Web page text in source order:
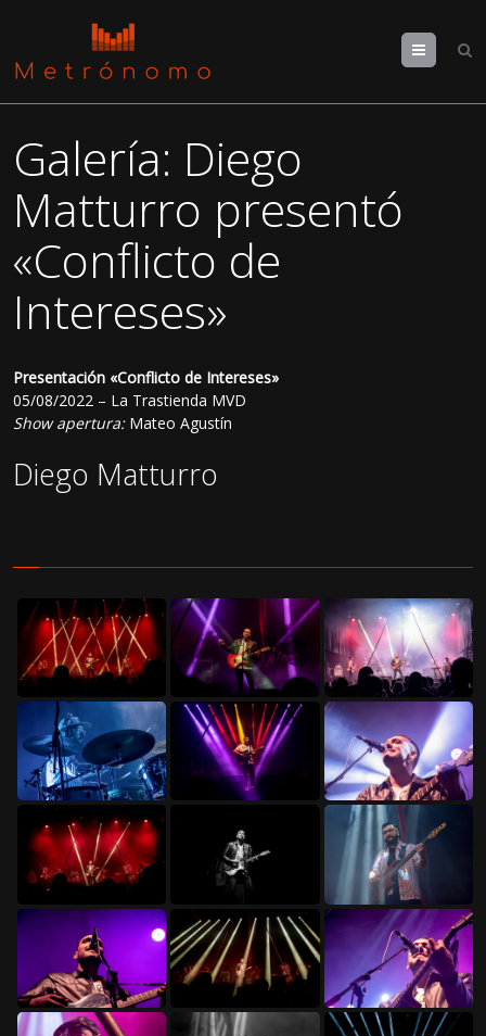
Menu
Galería: Diego
Matturro presentó
«Conflicto de
Intereses»
Presentación «Conflicto de Intereses»
05/08/2022 – La Trastienda MVD
Show apertura:Mateo Agustín
Diego Matturro